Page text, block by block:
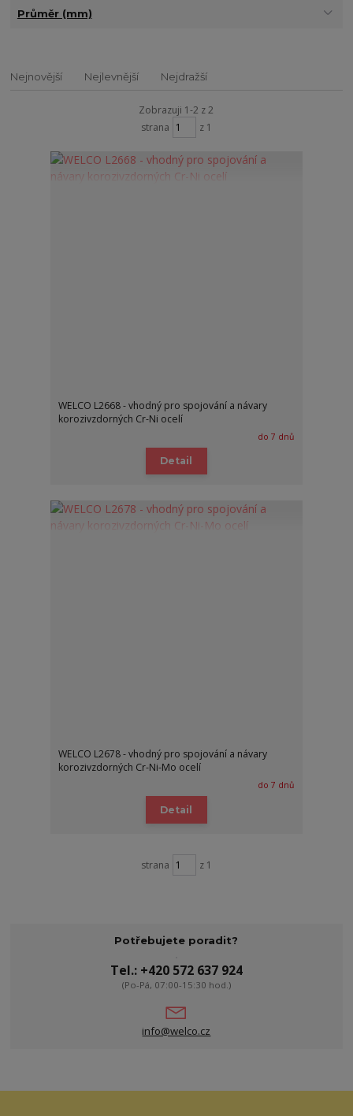
Průměr (mm)
Nejnovější Nejlevnější Nejdražší
Zobrazuji 1-2 z 2
strana
z 1
WELCO L2668 - vhodný pro spojování a návary
korozivzdorných Cr-Ni ocelí
do 7 dnů
Detail
WELCO L2678 - vhodný pro spojování a návary
korozivzdorných Cr-Ni-Mo ocelí
do 7 dnů
Detail
strana z 1
Potřebujete poradit?
Tel.: +420 572 637 924
(Po-Pá, 07:00-15:30 hod.)
info@welco.cz